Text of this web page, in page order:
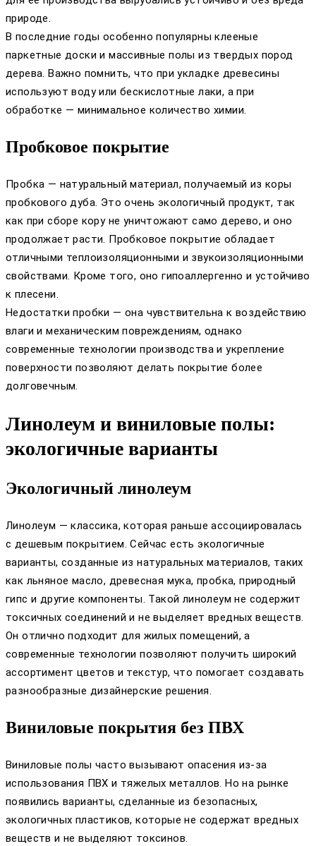
природе.
В последние годы особенно популярны клееные
паркетные доски и массивные полы из твердых пород
дерева. Важно помнить, что при укладке древесины
используют воду или бескислотные лаки, а при
обработке — минимальное количество химии.
Пробковое покрытие
Пробка — натуральный материал, получаемый из коры
пробкового дуба. Это очень экологичный продукт, так
как при сборе кору не уничтожают само дерево, и оно
продолжает расти. Пробковое покрытие обладает
отличными теплоизоляционными и звукоизоляционными
свойствами. Кроме того, оно гипоаллергенно и устойчиво
к плесени.
Недостатки пробки — она чувствительна к воздействию
влаги и механическим повреждениям, однако
современные технологии производства и укрепление
поверхности позволяют делать покрытие более
долговечным.
Линолеум и виниловые полы:
экологичные варианты
Экологичный линолеум
Линолеум — классика, которая раньше ассоциировалась
с дешевым покрытием. Сейчас есть экологичные
варианты, созданные из натуральных материалов, таких
как льняное масло, древесная мука, пробка, природный
гипс и другие компоненты. Такой линолеум не содержит
токсичных соединений и не выделяет вредных веществ.
Он отлично подходит для жилых помещений, а
современные технологии позволяют получить широкий
ассортимент цветов и текстур, что помогает создавать
разнообразные дизайнерские решения.
Виниловые покрытия без ПВХ
Виниловые полы часто вызывают опасения из-за
использования ПВХ и тяжелых металлов. Но на рынке
появились варианты, сделанные из безопасных,
экологичных пластиков, которые не содержат вредных
веществ и не выделяют токсинов.